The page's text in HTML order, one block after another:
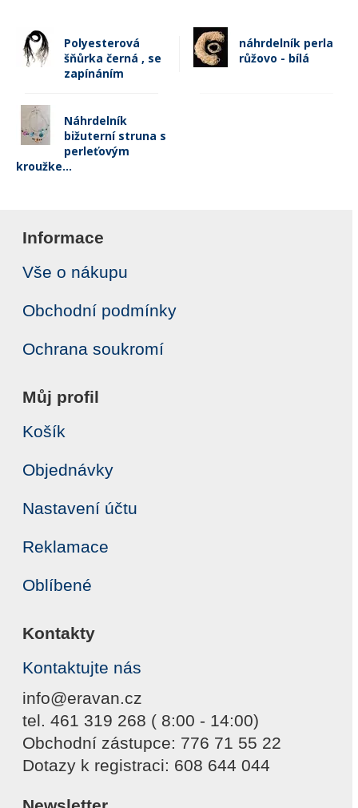
Polyesterová
šňůrka černá , se
zapínáním
náhrdelník perla
růžovo - bílá
Náhrdelník
bižuterní struna s
perleťovým
kroužke...
Informace
Vše o nákupu
Obchodní podmínky
Ochrana soukromí
Můj profil
Košík
Objednávky
Nastavení účtu
Reklamace
Oblíbené
Kontakty
Kontaktujte nás
info@eravan.cz
tel. 461 319 268 ( 8:00 - 14:00)
Obchodní zástupce: 776 71 55 22
Dotazy k registraci: 608 644 044